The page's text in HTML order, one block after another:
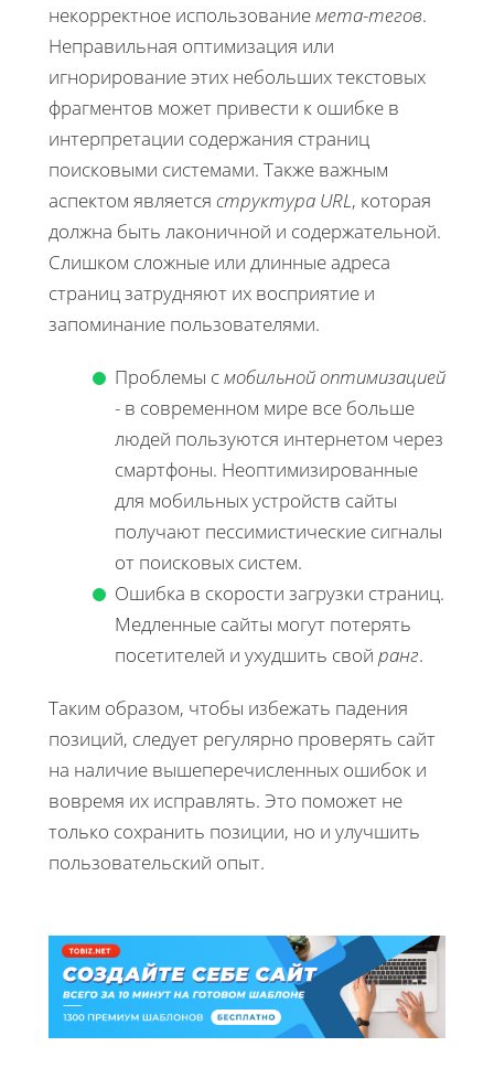
некорректное использованиемета-тегов.
Неправильная оптимизация или
игнорирование этих небольших текстовых
фрагментов может привести к ошибке в
интерпретации содержания страниц
поисковыми системами. Также важным
аспектом является структура URL, которая
должна быть лаконичной и содержательной.
Слишком сложные или длинные адреса
страниц затрудняют их восприятие и
запоминание пользователями.
Проблемы смобильной оптимизацией
- в современном мире все больше
людей пользуются интернетом через
смартфоны. Неоптимизированные
для мобильных устройств сайты
получают пессимистические сигналы
от поисковых систем.
Ошибка в скорости загрузки страниц.
Медленные сайты могут потерять
посетителей и ухудшить свой ранг.
Таким образом, чтобы избежать падения
позиций, следует регулярно проверять сайт
на наличие вышеперечисленных ошибок и
вовремя их исправлять. Это поможет не
только сохранить позиции, но и улучшить
пользовательский опыт.